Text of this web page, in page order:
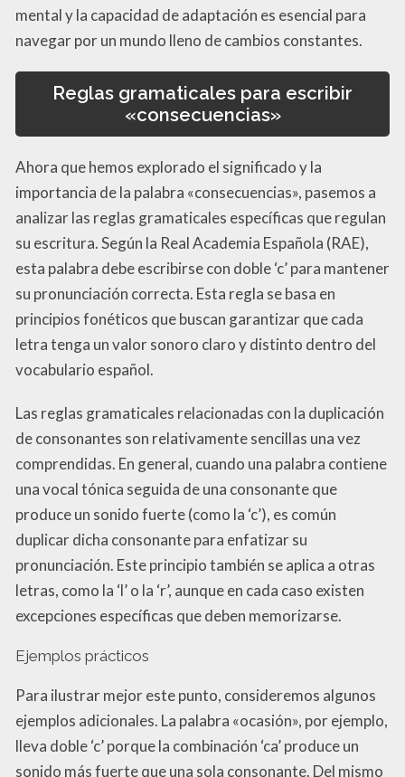
mental y la capacidad de adaptación es esencial para
navegar por un mundo lleno de cambios constantes.
Reglas gramaticales para escribir
«consecuencias»
Ahora que hemos explorado el significado y la
importancia de la palabra «consecuencias», pasemos a
analizar las reglas gramaticales específicas que regulan
su escritura. Según la Real Academia Española (RAE),
esta palabra debe escribirse con doble ‘c’ para mantener
su pronunciación correcta. Esta regla se basa en
principios fonéticos que buscan garantizar que cada
letra tenga un valor sonoro claro y distinto dentro del
vocabulario español.
Las reglas gramaticales relacionadas con la duplicación
de consonantes son relativamente sencillas una vez
comprendidas. En general, cuando una palabra contiene
una vocal tónica seguida de una consonante que
produce un sonido fuerte (como la ‘c’), es común
duplicar dicha consonante para enfatizar su
pronunciación. Este principio también se aplica a otras
letras, como la ‘l’ o la ‘r’, aunque en cada caso existen
excepciones específicas que deben memorizarse.
Ejemplos prácticos
Para ilustrar mejor este punto, consideremos algunos
ejemplos adicionales. La palabra «ocasión», por ejemplo,
lleva doble ‘c’ porque la combinación ‘ca’ produce un
sonido más fuerte que una sola consonante. Del mismo